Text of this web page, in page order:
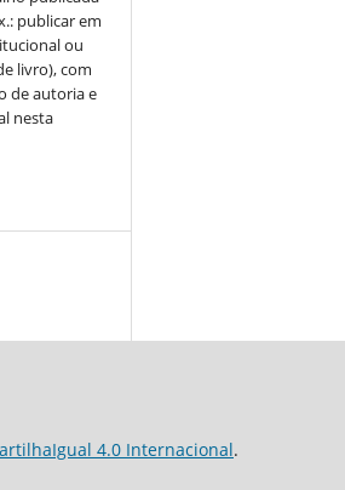
publicar em
ou
livro), com
de autoria e
nesta
4.0 Internacional.